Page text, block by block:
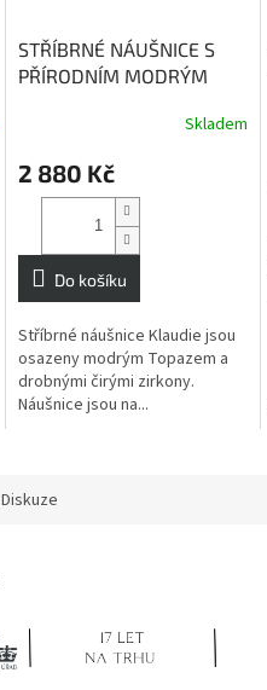
STŘÍBRNÉ NÁUŠNICE S
PŘÍRODNÍM MODRÝM
dodává vnitřní sílu aSkladem
2 880 Kč
Do košíku
Stříbrné náušnice Klaudie jsou
osazeny modrým Topazem a
drobnými čirými zirkony.
Náušnice jsou na...
Diskuze